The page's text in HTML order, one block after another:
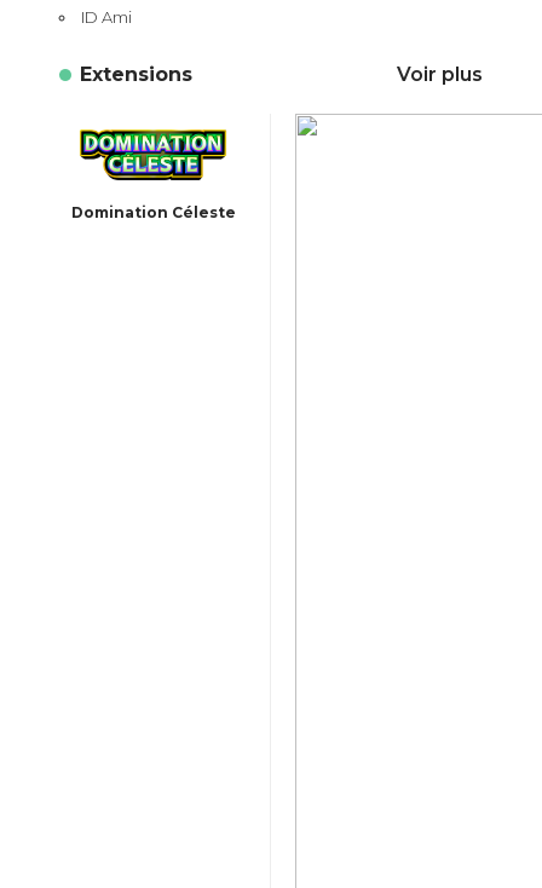
ID Ami
Extensions Voir plus
Domination Céleste